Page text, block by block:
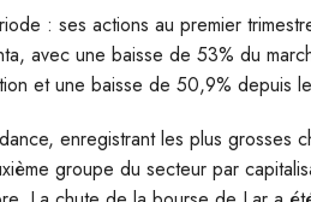
: ses actions au premier
avec une baisse de 53% du
et une baisse de 50,9% depuis
enregistrant les plus grosses
groupe du secteur par